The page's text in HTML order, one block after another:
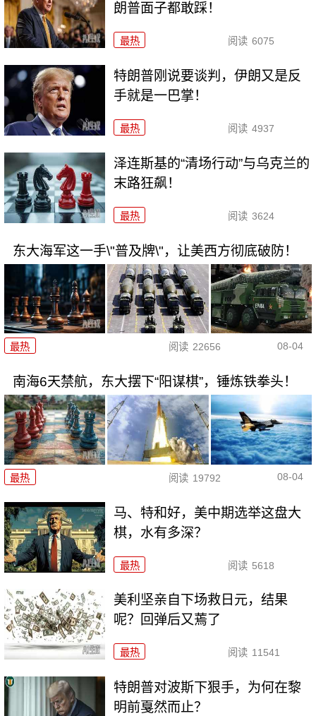
朗普面子都敢踩！
最热 阅读 6075
特朗普刚说要谈判，伊朗又是反
手就是一巴掌！
最热 阅读 4937
泽连斯基的“清场行动”与乌克兰的
末路狂飙！
最热 阅读 3624
东大海军这一手\"普及牌\"，让美西方彻底破防！
最热 阅读 22656 08-04
南海6天禁航，东大摆下“阳谋棋”，锤炼铁拳头！
最热 阅读 19792 08-04
马、特和好，美中期选举这盘大
棋，水有多深？
最热 阅读 5618
美利坚亲自下场救日元，结果
呢？回弹后又蔫了
最热 阅读 11541
特朗普对波斯下狠手，为何在黎
明前戛然而止？